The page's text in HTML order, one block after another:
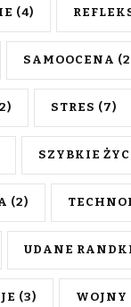
(4)
SAMOOCENA
STRES (7)
SZYBKIE
(2)
UDANE
(3) WOJNY